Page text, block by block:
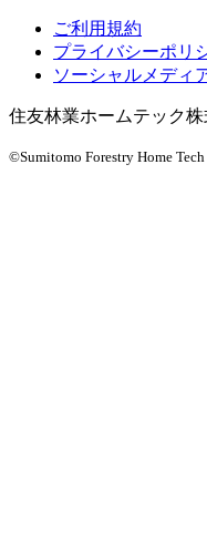
ご利用規約
プライバシーポリ
ソーシャルメディ
住友林業ホームテック株
©Sumitomo Forestry Home Tech